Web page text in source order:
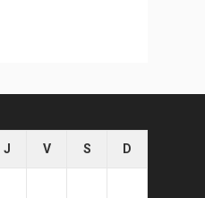
J V S D